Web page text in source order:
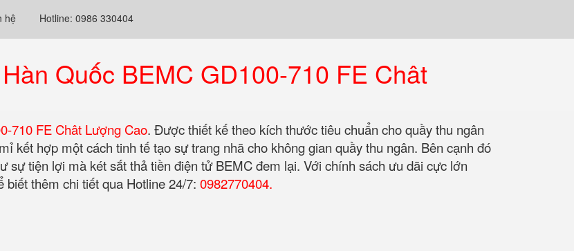
hệ Hotline: 0986 330404
Quốc BEMC GD100-710 FE Chât
710 FE Chât Lượng Cao. Được thiết kế theo kích thước tiêu chuẩn cho quầy thu ngân
kết hợp một cách tinh tế tạo sự trang nhã cho không gian quầy thu ngân. Bên cạnh đó
sự tiện lợi mà két sắt thả tiền điện tử BEMC đem lại. Với chính sách ưu dãi cực lớn
biết thêm chi tiết qua Hotline 24/7: 0982770404.